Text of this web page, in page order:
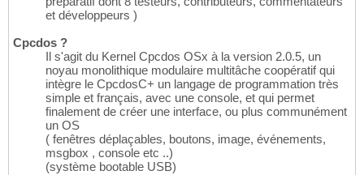
et développeurs )
Cpcdos ?
Il s'agit du Kernel Cpcdos OSx à la version 2.0.5, un
noyau monolithique modulaire multitâche coopératif qui
intègre le CpcdosC+ un langage de programmation très
simple et français, avec une console, et qui permet
finalement de créer une interface, ou plus communément
un OS
( fenêtres déplaçables, boutons, image, événements,
msgbox , console etc ..)
(système bootable USB)